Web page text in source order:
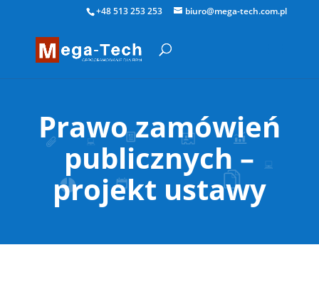
+48 513 253 253 biuro@mega-tech.com.pl
Prawo zamówień
publicznych –
projekt ustawy